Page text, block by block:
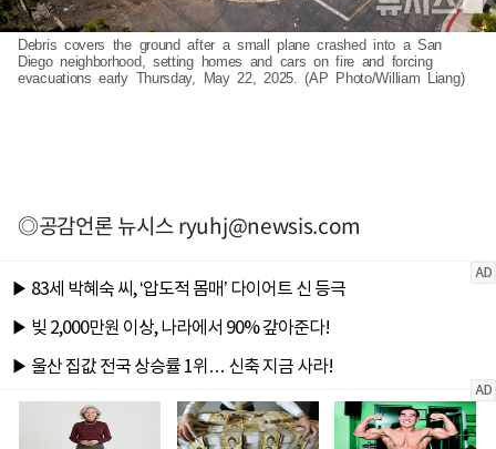
Debris covers the ground after a small plane crashed into a San
Diego neighborhood, setting homes and cars on fire and forcing
evacuations early Thursday, May 22, 2025. (AP Photo/William Liang)
◎공감언론 뉴시스ryuhj@newsis.com